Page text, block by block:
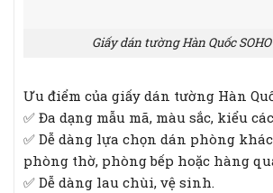
Giấy dán tường Hàn Quốc
Ưu điểm của giấy dán tường Hàn
✅ Đa dạng mẫu mã, màu sắc, kiểu
✅ Dễ dàng lựa chọn dán phòng
phòng thờ, phòng bếp hoặc hàng
✅ Dễ dàng lau chùi, vệ sinh.